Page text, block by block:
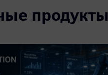
продукты